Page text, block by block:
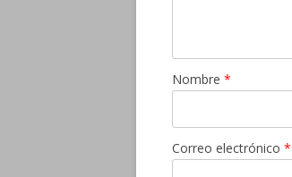
Nombre *
Correo electrónico *